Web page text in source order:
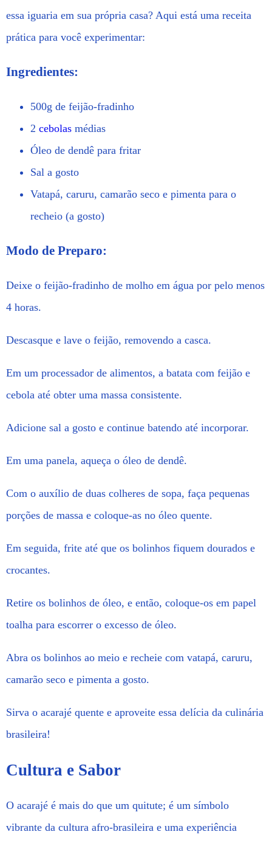
essa iguaria em sua própria casa? Aqui está uma receita
prática para você experimentar:
Ingredientes:
500g de feijão-fradinho
2 cebolas médias
Óleo de dendê para fritar
Sal a gosto
Vatapá, caruru, camarão seco e pimenta para o
recheio (a gosto)
Modo de Preparo:
Deixe o feijão-fradinho de molho em água por pelo menos
4 horas.
Descasque e lave o feijão, removendo a casca.
Em um processador de alimentos, a batata com feijão e
cebola até obter uma massa consistente.
Adicione sal a gosto e continue batendo até incorporar.
Em uma panela, aqueça o óleo de dendê.
Com o auxílio de duas colheres de sopa, faça pequenas
porções de massa e coloque-as no óleo quente.
Em seguida, frite até que os bolinhos fiquem dourados e
crocantes.
Retire os bolinhos de óleo, e então, coloque-os em papel
toalha para escorrer o excesso de óleo.
Abra os bolinhos ao meio e recheie com vatapá, caruru,
camarão seco e pimenta a gosto.
Sirva o acarajé quente e aproveite essa delícia da culinária
brasileira!
Cultura e Sabor
O acarajé é mais do que um quitute; é um símbolo
vibrante da cultura afro-brasileira e uma experiência